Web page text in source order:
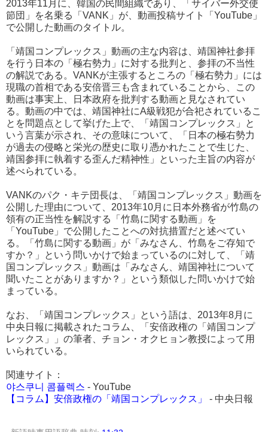
2013年11月に、韓国の民間組織であり、「サイバー外交使
節団」を名乗る「VANK」が、動画投稿サイト「YouTube」
で公開した動画のタイトル。
「靖国コンプレックス」動画の主な内容は、靖国神社参拝
を行う日本の「極右勢力」に対する批判と、参拝の不当性
の解説である。VANKが主張するところの「極右勢力」には
現職の首相である安倍晋三も含まれていることから、この
動画は事実上、日本政府を批判する動画と見なされてい
る。動画の中では、靖国神社にA級戦犯が合祀されているこ
とを問題点として挙げた上で、「靖国コンプレックス」と
いう言葉が示され、その意味について、「日本の極右勢力
が過去の侵略と栄光の歴史に取り憑かれたことで生じた、
靖国参拝に執着する歪んだ精神性」といった主旨の内容が
述べられている。
VANKのパク・キテ団長は、「靖国コンプレックス」動画を
公開した理由について、2013年10月に日本外務省が竹島の
領有の正当性を解説する「竹島に関する動画」を
「YouTube」で公開したことへの対抗措置だと述べてい
る。「竹島に関する動画」が「みなさん、竹島をご存知で
すか？」という問いかけで始まっているのに対して、「靖
国コンプレックス」動画は「みなさん、靖国神社について
聞いたことがありますか？」という類似した問いかけで始
まっている。
なお、「靖国コンプレックス」という語は、2013年8月に
中央日報に掲載されたコラム、「安倍政権の「靖国コンプ
レックス」」の筆者、チョン・オクヒョン教授によって用
いられている。
関連サイト：
야스쿠니 콤플렉스 - YouTube
【コラム】安倍政権の「靖国コンプレックス」 - 中央日報